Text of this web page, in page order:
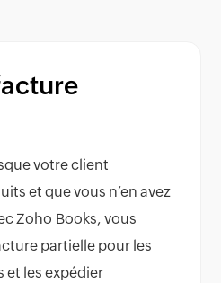
votre client
et que vous n’en avez
Zoho Books, vous
partielle pour les
et les expédier